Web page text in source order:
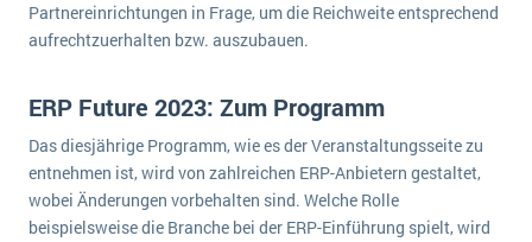
SAP übernimmt Reltio für eine bessere
Die „SaaSpocalypse“: Was ist das und was bedeutet es für die Zukunft von Unternehmenssoftware?
SAP investiert mit zwei strategischen Übernahmen in Enterprise-KI
ERP-Trends in der Produktion
Partnereinrichtungen in Frage, um die Reichweite entsprechend
aufrechtzuerhalten bzw. auszubauen.
ERP Future 2023: Zum Programm
Das diesjährige Programm, wie es der Veranstaltungsseite zu
entnehmen ist, wird von zahlreichen ERP-Anbietern gestaltet,
wobei Änderungen vorbehalten sind. Welche Rolle
beispielsweise die Branche bei der ERP-Einführung spielt, wird